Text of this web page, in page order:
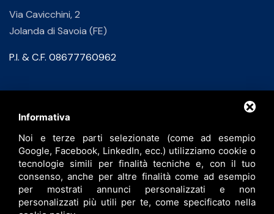
Via Cavicchini, 2
Jolanda di Savoia (FE)
P.I. & C.F. 08677760962
info@bfspa.it
+39 0532 836102
Lavora con noi
Informativa
Noi e terze parti selezionate (come ad esempio
Google, Facebook, LinkedIn, ecc.) utilizziamo cookie o
tecnologie simili per finalità tecniche e, con il tuo
consenso, anche per altre finalità come ad esempio
per mostrati annunci personalizzati e non
personalizzati più utili per te, come specificato nella